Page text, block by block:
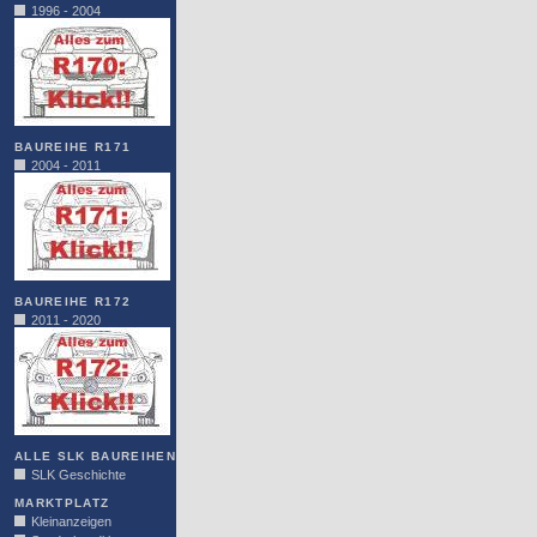
1996 - 2004
BAUREIHE R171
2004 - 2011
BAUREIHE R172
2011 - 2020
ALLE SLK BAUREIHEN
SLK Geschichte
MARKTPLATZ
Kleinanzeigen